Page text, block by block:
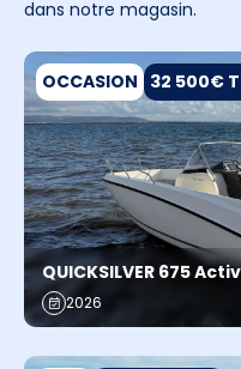
dans notre magasin.
OCCASION 32 500€
QUICKSILVER 675
2026